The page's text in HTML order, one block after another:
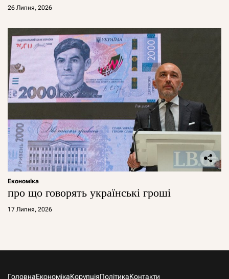
26 Липня, 2026
Економіка
про що говорять українські гроші
17 Липня, 2026
ГоловнаЕкономікаКорупціяПолітикаКонтакти